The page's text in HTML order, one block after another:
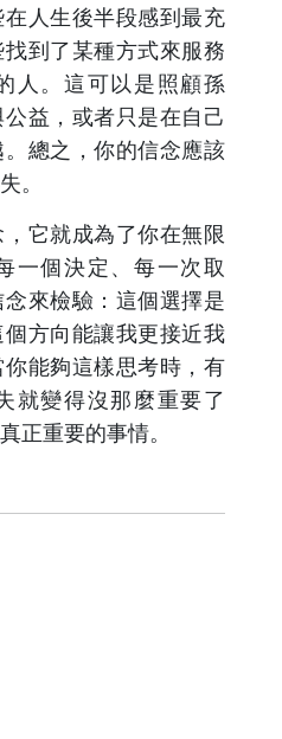
人生後半段感到最充
到了某種方式來服務
人。這可以是照顧孫
益，或者只是在自己
總之，你的信念應該
。
它就成為了你在無限
一個決定、每一次取
來檢驗：這個選擇是
方向能讓我更接近我
能夠這樣思考時，有
就變得沒那麼重要了
重要的事情。